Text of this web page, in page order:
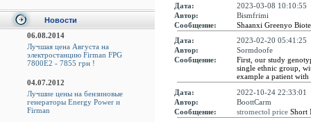
Новости
06.08.2014
Лучшая цена Августа на
электростанцию Firman FPG
7800E2 - 7855 грн !
04.07.2012
Лучшие цены на бензиновые
генераторы Energy Power и
Firman
Дата:
2023-03-08 10:10:55
Автор:
Bismfrimi
Сообщение:
Shaanxi Greenyo
Дата:
2023-02-20 05:41:25
Автор:
Sormdoofe
Сообщение:
First, our study
single ethnic group,
example a patient
Дата:
2022-10-24 22:33:01
Автор:
BoottCarm
Сообщение:
stromectol price Short